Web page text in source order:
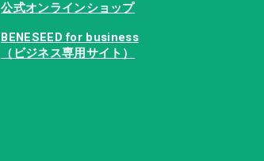
公式オンラインショップ
BENESEED for business
（ビジネス専用サイト）